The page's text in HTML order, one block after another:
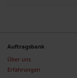
Auftragsbank
Über uns
Erfahrungen